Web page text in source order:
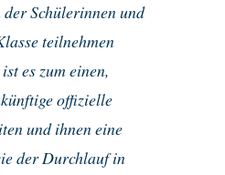
Schülerinnen und
teilnehmen
es zum einen,
offizielle
und ihnen eine
der Durchlauf in